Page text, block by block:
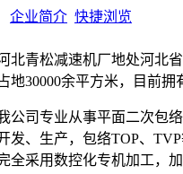
企业简介 快捷浏览
北青松减速机厂地处河北
地30000余平方米，目前
公司专业从事平面二次包
发、生产，包络TOP、
全采用数控化专机加工，